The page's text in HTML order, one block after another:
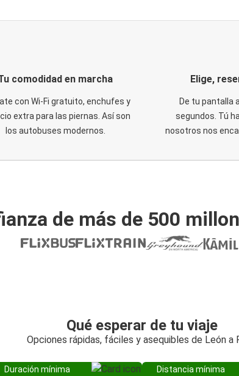
comodidad en marcha
con Wi-Fi gratuito, enchufes y
extra para las piernas. Así son
los autobuses modernos.
Elige,
De tu pantalla
segundos. Tú
nosotros nos
de más de 500
Qué esperar de tu viaje
Opciones rápidas, fáciles y asequibles de León a
Duración mínima
Distancia mínima